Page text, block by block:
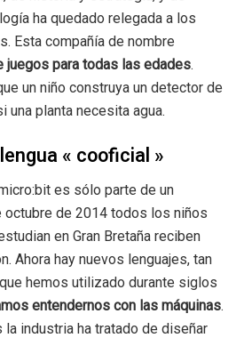
ha quedado relegada a los
Esta compañía de nombre
juegos para todas las edades.
un niño construya un detector de
una planta necesita agua.
« cooficial »
es sólo parte de un
octubre de 2014 todos los niños
en Gran Bretaña reciben
Ahora hay nuevos lenguajes, tan
hemos utilizado durante siglos
entendernos con las máquinas.
la industria ha tratado de diseñar